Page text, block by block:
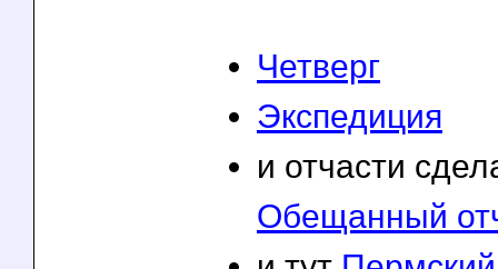
Четверг
Экспедиция
и отчасти
Обещанный